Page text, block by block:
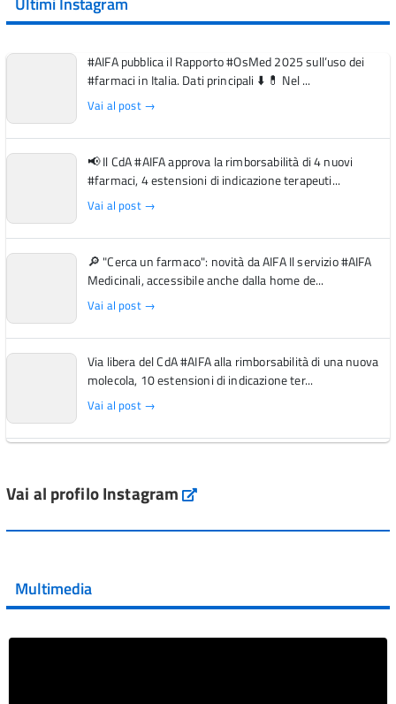
#AIFA pubblica il Rapporto #OsMed 2025 sull’uso dei
#farmaci in Italia. Dati principali ⬇️ 💊 Nel ...
Vai al post →
📢 Il CdA #AIFA approva la rimborsabilità di 4 nuovi
#farmaci, 4 estensioni di indicazione terapeuti...
Vai al post →
🔎 "Cerca un farmaco": novità da AIFA Il servizio #AIFA
Medicinali, accessibile anche dalla home de...
Vai al post →
Via libera del CdA #AIFA alla rimborsabilità di una nuova
molecola, 10 estensioni di indicazione ter...
Vai al post →
Vai al post →
Vai al post →
Vai al profilo Instagram Instagram
Multimedia